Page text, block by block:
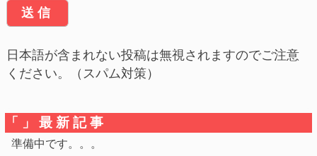
日本語が含まれない投稿は無視されますのでご注意
ください。（スパム対策）
「」最新記事
準備中です。。。